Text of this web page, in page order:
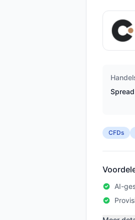
CFDs
AI-